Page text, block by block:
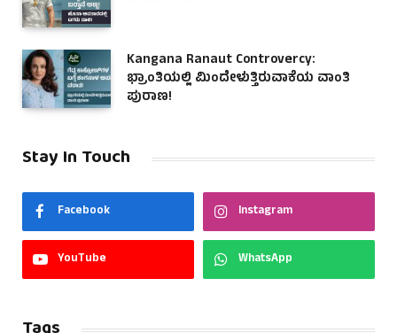
Kangana Ranaut Controvercy:
ಭ್ರಾಂತಿಯಲ್ಲಿ ಮಿಂದೇಳುತ್ತಿರುವಾಕೆಯ ವಾಂತಿ
ಪುರಾಣ!
Stay In Touch
Facebook Instagram
YouTube WhatsApp